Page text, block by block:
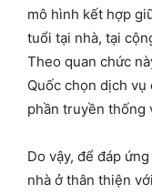
mô hình kết hợp
tuổi tại nhà, tại
Theo quan chức
Quốc chọn dịch vụ
phần truyền thống
Do vậy, để đáp
nhà ở thân thiện